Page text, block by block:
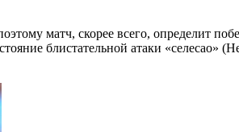
матч, скорее всего, определит
блистательной атаки